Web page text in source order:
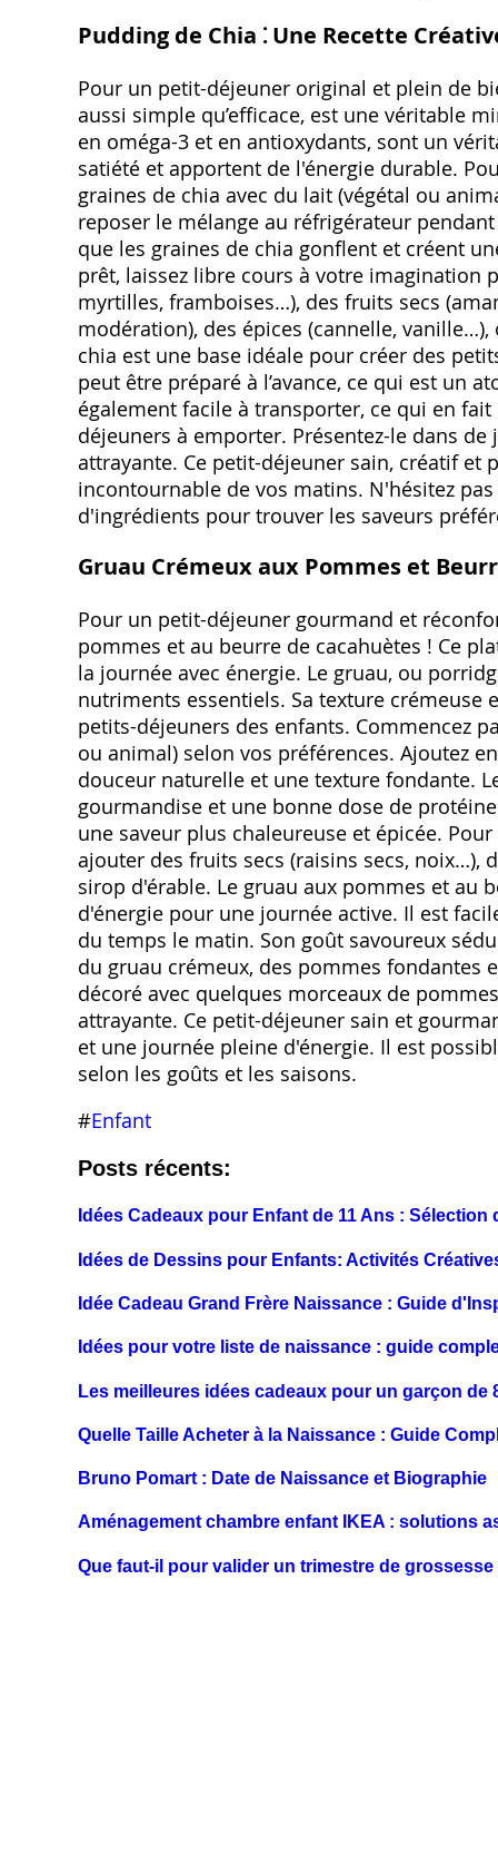
Pudding de Chia ⁚ Une Recette
Pour un petit-déjeuner original et plein de
aussi simple qu’efficace, est une véritable
en oméga-3 et en antioxydants, sont un
satiété et apportent de l'énergie durable.
graines de chia avec du lait (végétal ou
reposer le mélange au réfrigérateur
que les graines de chia gonflent et créent
prêt, laissez libre cours à votre imagination
myrtilles, framboises…), des fruits secs
modération), des épices (cannelle,
chia est une base idéale pour créer des
peut être préparé à l’avance, ce qui est un
également facile à transporter, ce qui en
déjeuners à emporter. Présentez-le dans
attrayante. Ce petit-déjeuner sain, créatif et
incontournable de vos matins. N'hésitez
d'ingrédients pour trouver les saveurs
Gruau Crémeux aux Pommes et
Pour un petit-déjeuner gourmand et
pommes et au beurre de cacahuètes ! Ce
la journée avec énergie. Le gruau, ou
nutriments essentiels. Sa texture
petits-déjeuners des enfants. Commencez
ou animal) selon vos préférences. Ajoutez
douceur naturelle et une texture fondante.
gourmandise et une bonne dose de
une saveur plus chaleureuse et épicée.
ajouter des fruits secs (raisins secs, noix…),
sirop d'érable. Le gruau aux pommes et au
d'énergie pour une journée active. Il est
du temps le matin. Son goût savoureux
du gruau crémeux, des pommes fondantes
décoré avec quelques morceaux de
attrayante. Ce petit-déjeuner sain et
et une journée pleine d'énergie. Il est
selon les goûts et les saisons.
#Enfant
Posts récents:
Idées Cadeaux pour Enfant de 11 Ans : Sélection
Idées de Dessins pour Enfants: Activités
Idée Cadeau Grand Frère Naissance : Guide
Idées pour votre liste de naissance : guide
Les meilleures idées cadeaux pour un garçon de
Quelle Taille Acheter à la Naissance : Guide
Bruno Pomart : Date de Naissance et Biographie
Aménagement chambre enfant IKEA : solutions
Que faut-il pour valider un trimestre de grossesse